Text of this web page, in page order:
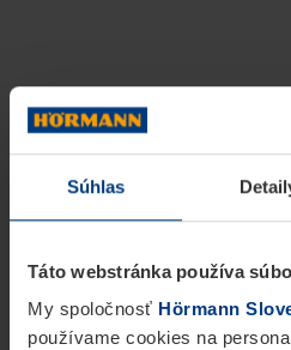
Súhlas
Táto webstránka používa
My spoločnosť Hörmann
používame cookies na